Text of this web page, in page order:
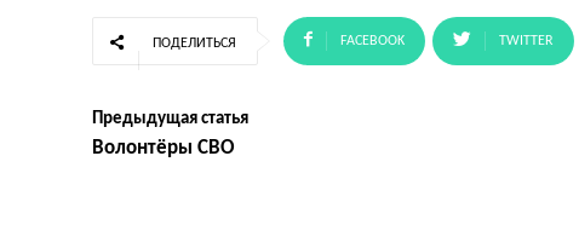
ПОДЕЛИТЬСЯ FACEBOOK TWITTER
Предыдущая статья
Волонтёры СВО